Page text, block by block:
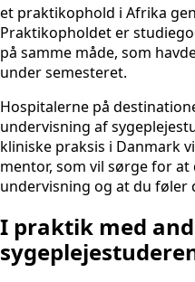
et praktikophold i Afrika
Praktikopholdet er
på samme måde, som
under semesteret.
Hospitalerne på
undervisning af
kliniske praksis i Danmark
mentor, som vil sørge for
undervisning og at du føler
I praktik med